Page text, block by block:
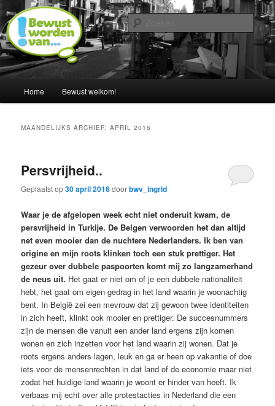
naar
de
primaire
inhoud
naar
de
secundaire
inhoudNederland bewust maken van…
Een blog door Ingrid Albers
Home Bewust welkom!
MAANDELIJKS ARCHIEF:APRIL 2016
Persvrijheid..
Geplaatst op30 april 2016doorbwv_ingrid
Waar je de afgelopen week echt niet onderuit kwam, de
persvrijheid in Turkije. De Belgen verwoorden het dan altijd
net even mooier dan de nuchtere Nederlanders. Ik ben van
origine en mijn roots klinken toch een stuk prettiger. Het
gezeur over dubbele paspoorten komt mij zo langzamerhand
de neus uit. Het gaat er niet om of je een dubbele nationaliteit
hebt, het gaat om eigen gedrag in het land waarin je woonachtig
bent. In België zei een mevrouw dat zij gewoon twee identiteiten
in zich heeft, klinkt ook mooier en prettiger. De succesnummers
zijn de mensen die vanuit een ander land ergens zijn komen
wonen en zich inzetten voor het land waarin zij wonen. Dat je
roots ergens anders lagen, leuk en ga er heen op vakantie of doe
iets voor de mensenrechten in dat land of de economie maar niet
zodat het huidige land waarin je woont er hinder van heeft. Ik
verbaas mij echt over alle protestacties in Nederland die een